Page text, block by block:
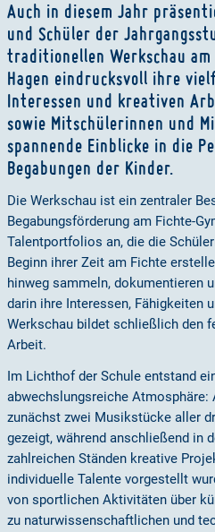
Auch in diesem Jahr
und Schüler der
traditionellen Werkschau am
Hagen eindrucksvoll ihre
Interessen und kreativen
sowie Mitschülerinnen und
spannende Einblicke in die
Begabungen der Kinder.
Die Werkschau ist ein zentraler
Begabungsförderung am Fichte-
Talentportfolios an, die die
Beginn ihrer Zeit am Fichte
hinweg sammeln, dokumentieren
darin ihre Interessen, Fähigkeiten
Werkschau bildet schließlich den
Arbeit.
Im Lichthof der Schule entstand
abwechslungsreiche Atmosphäre:
zunächst zwei Musikstücke aller
gezeigt, während anschließend in
zahlreichen Ständen kreative
individuelle Talente vorgestellt
von sportlichen Aktivitäten über
zu naturwissenschaftlichen und